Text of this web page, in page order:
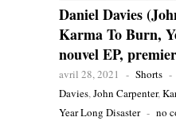
Daniel Davies
Karma To Burn,
nouvel EP,
avril 28, 2021 - Shorts -
Davies,John Carpenter,
Year Long Disaster - no